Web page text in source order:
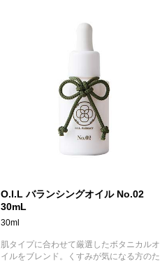
O.I.L バランシングオイル No.02
30mL
30ml
肌タイプに合わせて厳選したボタニカルオ
イルをブレンド。くすみが気になる方のた